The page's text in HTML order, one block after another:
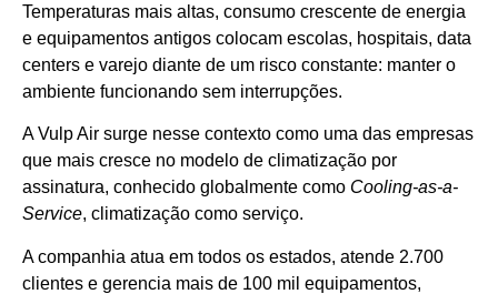
Temperaturas mais altas, consumo crescente de energia
e equipamentos antigos colocam escolas, hospitais, data
centers e varejo diante de um risco constante: manter o
ambiente funcionando sem interrupções.
A Vulp Air surge nesse contexto como uma das empresas
que mais cresce no modelo de climatização por
assinatura, conhecido globalmente como Cooling-as-a-
Service, climatização como serviço.
A companhia atua em todos os estados, atende 2.700
clientes e gerencia mais de 100 mil equipamentos,